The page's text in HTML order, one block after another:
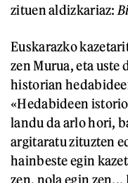
zituen aldizkariaz:
Euskarazko
zen Murua, eta uste
historian
«Hedabideen
landu da arlo hori,
argitaratu zituzten
hainbeste egin
zen, nola egin